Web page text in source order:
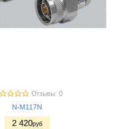
Отзывы: 0
N-M117N
2 420руб